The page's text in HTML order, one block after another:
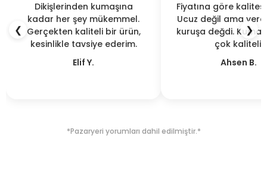
Dikişlerinden kumaşına
kadar her şey mükemmel.
Gerçekten kaliteli bir ürün,
kesinlikle tavsiye ederim.
Elif Y.
Fiyatına göre
Ucuz değil ama
kuruşa değdi.
çok kaliteli.
Ahsen B.
❮ ❯
*Pazaryeri yorumları dahil edilmiştir.*